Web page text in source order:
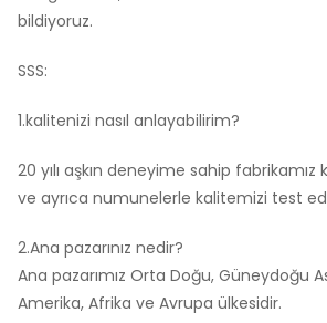
bildiyoruz.
SSS:
1.kalitenizi nasıl anlayabilirim?
20 yılı aşkın deneyime sahip
ve ayrıca numunelerle kalitemizi test
2.Ana pazarınız nedir?
Ana pazarımız Orta Doğu, Güneydoğu
Amerika, Afrika ve Avrupa ülkesidir.